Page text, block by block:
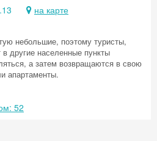
на карте
небольшие, поэтому туристы,
другие населенные пункты
а затем возвращаются в свою
апартаменты.
52